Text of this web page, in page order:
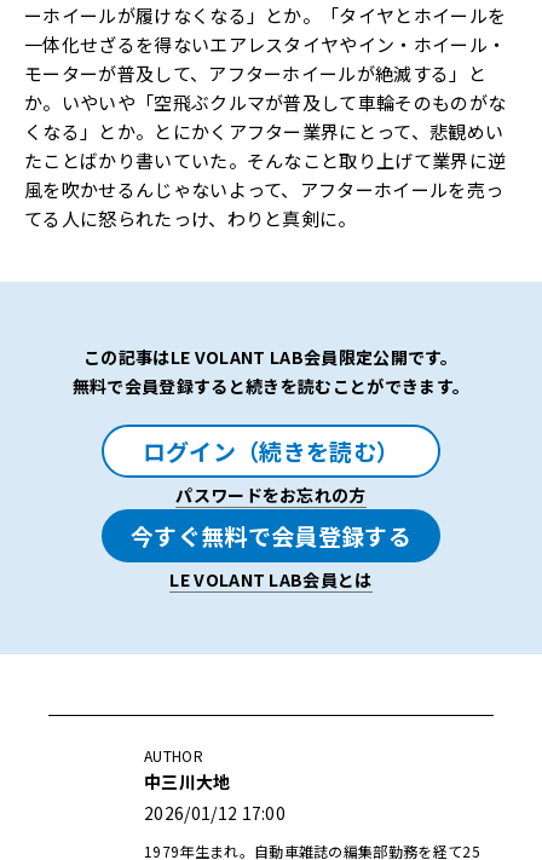
ーホイールが履けなくなる」とか。「タイヤとホイールを
一体化せざるを得ないエアレスタイヤやイン・ホイール・
モーターが普及して、アフターホイールが絶滅する」と
か。いやいや「空飛ぶクルマが普及して車輪そのものがな
くなる」とか。とにかくアフター業界にとって、悲観めい
たことばかり書いていた。そんなこと取り上げて業界に逆
風を吹かせるんじゃないよって、アフターホイールを売っ
てる人に怒られたっけ、わりと真剣に。
この記事はLE VOLANT LAB会員限定公開です。
無料で会員登録すると続きを読むことができます。
ログイン（続きを読む）
パスワードをお忘れの方
今すぐ無料で会員登録する
LE VOLANT LAB会員とは
AUTHOR
中三川大地
2026/01/12 17:00
1979年生まれ。自動車雑誌の編集部勤務を経て25